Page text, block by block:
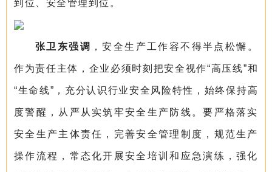
到位、安全管理到位。
张卫东强调 ，安全生产工作容不得半点松懈。
作为责任主体，企业必须时刻把安全视作“高压线”和
“生命线”，充分认识行业安全风险特性，始终保持高
度警醒，从严从实筑牢安全生产防线。要严格落实
安全生产主体责任，完善安全管理制度，规范生产
操作流程，常态化开展安全培训和应急演练，强化